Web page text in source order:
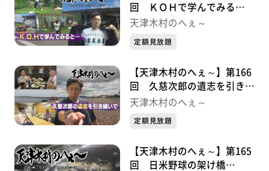
回 ＫＯＨで学んでみる
と・・・久慈次郎シリーズ⑧
天津木村のへぇ～
定額見放題
【天津木村のへぇ～】第166
回 久慈次郎の遺志を引き継
いで！・・・・・久慈次郎シ
天津木村のへぇ～
定額見放題
【天津木村のへぇ～】第165
回 日米野球の架け橋